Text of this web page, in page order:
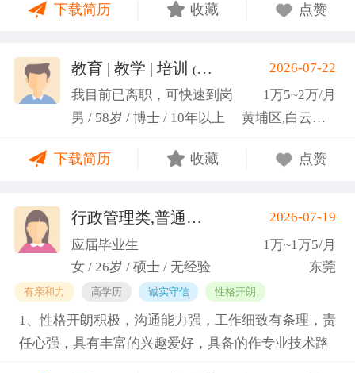
2项天津市科研项目，擅长实验设计与数据分析;曾带
优秀的团队协作与沟通协调能力，责任心强，渴望将
科研严谨性融入实践工作中
下载简历 收藏 点赞
教育 | 教学 | 培训 (汤山文)
2026-07-22
我目前已离职，可快速到岗
1万5~2万/月
男 / 58岁 / 博士 / 10年以上
黄埔区,白云区,增城市
下载简历 收藏 点赞
行政管理类,普通教师类 (蓝小艳)2026-07-19
应届毕业生
1万~1万5/月
女 / 26岁 / 硕士 / 无经验
东莞
有亲和力 高学历 诚实守信 性格开朗
1、性格开朗积极，沟通能力强，工作细致有条理，责
任心强，具有丰富的兴趣爱好，具备的作专业技术路